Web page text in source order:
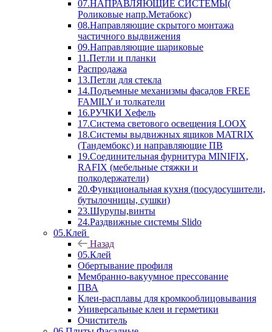
07.НАПРАВЛЯЮЩИЕ СИСТЕМЫ(
Роликовые напр.Метабокс)
08.Направляющие скрытого монтажа
частичного выдвижения
09.Направляющие шариковые
11.Петли и планки
Распродажа
13.Петли для стекла
14.Подъемные механизмы фасадов FREE
FAMILY и толкатели
16.РУЧКИ Хефель
17.Система светового освещения LOOX
18.Системы выдвижных ящиков MATRIX
(Тандембокс) и направляющие ПВ
19.Соединительная фурнитура MINIFIX,
RAFIX (мебельные стяжки и
полкодержатели)
20.Функциональная кухня (посудосушители,
бутылочницы, сушки)
23.Шурупы,винты
24.Раздвижные системы Slido
05.Клей
Назад
05.Клей
Обертывание профиля
Мембранно-вакуумное прессование
ПВА
Клеи-расплавы для кромкооблицовывания
Универсальные клеи и герметики
Очиститель